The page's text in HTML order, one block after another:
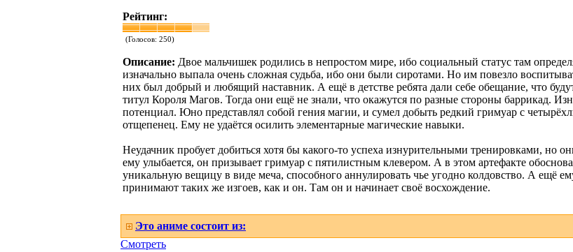
Рейтинг:
(Голосов: 250)
Описание: Двое мальчишек родились в непростом мире, ибо социальный статус там
изначально выпала очень сложная судьба, ибо они были сиротами. Но им повезло
них был добрый и любящий наставник. А ещё в детстве ребята дали себе обещание, что
титул Короля Магов. Тогда они ещё не знали, что окажутся по разные стороны баррикад.
потенциал. Юно представлял собой гения магии, и сумел добыть редкий гримуар с
отщепенец. Ему не удаётся осилить элементарные магические навыки.
Неудачник пробует добиться хотя бы какого-то успеха изнурительными тренировками, но
ему улыбается, он призывает гримуар с пятилистным клевером. А в этом артефакте
уникальную вещицу в виде меча, способного аннулировать чье угодно колдовство. А ещё
принимают таких же изгоев, как и он. Там он и начинает своё восхождение.
Это аниме состоит из:
Смотреть